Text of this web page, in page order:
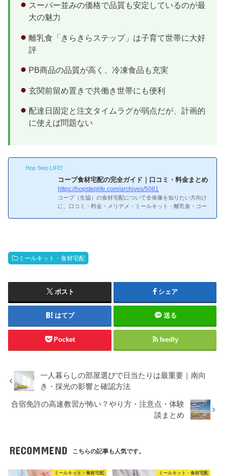
スーパー並みの価格で品質も安定しているのが最
大の魅力
離乳食「きらきらステップ」は子育て世帯に大好
評
PB商品の品質が高く、冷凍食品も充実
玄関前留め置きで共働き世帯にも便利
配達日固定と注文タイムラグが弱点だが、計画的
に使えば問題ない
Hop Step LIFE!
コープ食材宅配の完全ガイド｜口コミ・料金まとめ
https://hopsteplife.com/archives/5081
コープ（生協）の食材宅配について全体像を知りたい方向け
に、口コミ・料金・メリデメ・ミールキット・離乳食・コー
り、コープデリ（関東）、おうちコープ（神奈川・静岡・山
梨）、コープ自然派（関西・四国）などがあります。
ミールキット・食材宅配
ポスト シェア
はてブ 送る
Pocket feedly
一人暮らしの部屋選びで日当たりは最重要｜南向
き・採光の影響と確認方法
合宿免許の高速教習が怖い？やり方・注意点・体験
談まとめ
RECOMMEND こちらの記事も人気です。
ミールキット・食材宅配 ミールキット・食材宅配